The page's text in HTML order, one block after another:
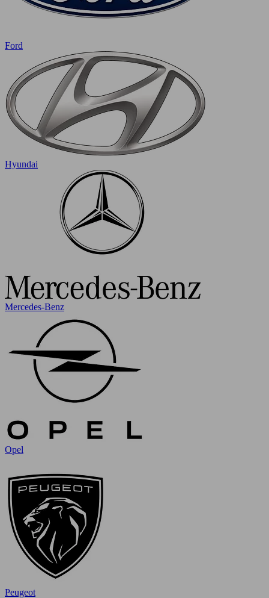
Ford
Hyundai
Mercedes-Benz
Opel
Peugeot